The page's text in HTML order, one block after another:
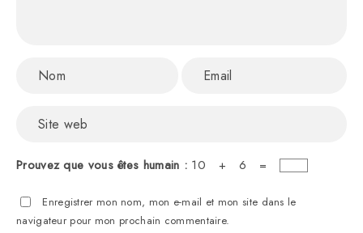
Prouvez que vous êtes humain : 10 + 6 =
Enregistrer mon nom, mon e-mail et mon site dans le
navigateur pour mon prochain commentaire.